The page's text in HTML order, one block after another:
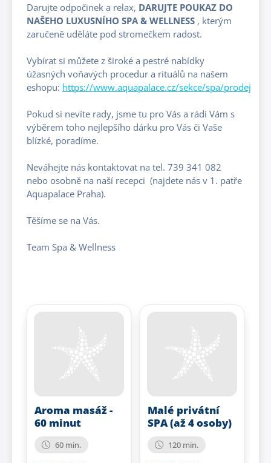
Darujte odpočinek a relax, DARUJTE POUKAZ DO
NAŠEHO LUXUSNÍHO SPA & WELLNESS , kterým
zaručeně uděláte pod stromečkem radost.
Vybírat si můžete z široké a pestré nabídky
úžasných voňavých procedur a rituálů na našem
eshopu: https://www.aquapalace.cz/sekce/spa/prodej
Pokud si nevíte rady, jsme tu pro Vás a rádi Vám s
výběrem toho nejlepšího dárku pro Vás či Vaše
blízké, poradíme.
Neváhejte nás kontaktovat na tel. 739 341 082
nebo osobně na naší recepci (najdete nás v 1. patře
Aquapalace Praha).
Těšíme se na Vás.
Team Spa & Wellness
Aroma masáž -
60 minut
60 min.
Malé privátní
SPA (až 4 osoby)
120 min.